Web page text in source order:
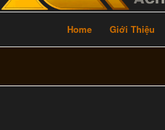
Home Giới Thiệu